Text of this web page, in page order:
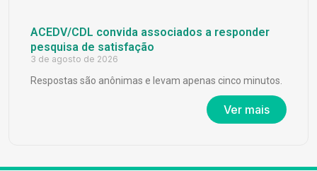
ACEDV/CDL convida associados a responder
pesquisa de satisfação
3 de agosto de 2026
Respostas são anônimas e levam apenas cinco minutos.
Ver mais